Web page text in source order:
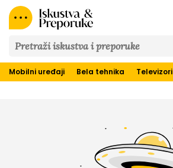
&
Preporuke
Mobilni uređaji Bela tehnika Televizori